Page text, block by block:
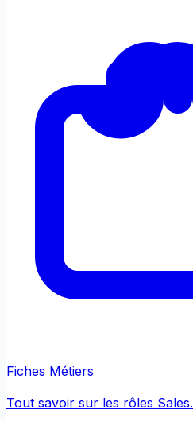
Fiches Métiers
Tout savoir sur les rôles Sales.